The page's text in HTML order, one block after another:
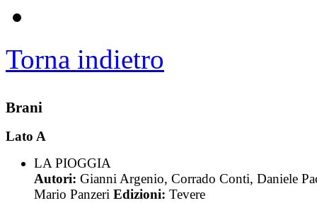
Torna indietro
Brani
Lato A
LA PIOGGIA
Autori: Gianni Argenio, Corrado Conti, Daniele
Mario Panzeri Edizioni: Tevere